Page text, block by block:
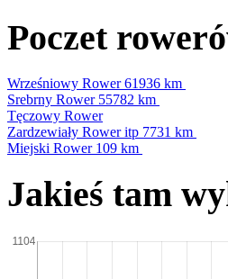
Poczet
Wrześniowy Rower61936 km
Srebrny Rower 55782 km
Tęczowy Rower
Zardzewiały Rower itp 7731 km
Miejski Rower 109 km
Jakieś tam